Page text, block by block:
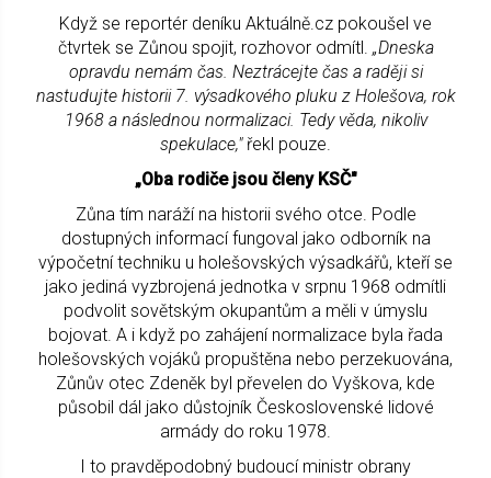
Když se reportér deníku Aktuálně.cz pokoušel ve
čtvrtek se Zůnou spojit, rozhovor odmítl. „Dneska
opravdu nemám čas. Neztrácejte čas a raději si
nastudujte historii 7. výsadkového pluku z Holešova, rok
1968 a následnou normalizaci. Tedy věda, nikoliv
spekulace,"řekl pouze.
„Oba rodiče jsou členy KSČ"
Zůna tím naráží na historii svého otce. Podle
dostupných informací fungoval jako odborník na
výpočetní techniku u holešovských výsadkářů, kteří se
jako jediná vyzbrojená jednotka v srpnu 1968 odmítli
podvolit sovětským okupantům a měli v úmyslu
bojovat. A i když po zahájení normalizace byla řada
holešovských vojáků propuštěna nebo perzekuována,
Zůnův otec Zdeněk byl převelen do Vyškova, kde
působil dál jako důstojník Československé lidové
armády do roku 1978.
I to pravděpodobný budoucí ministr obrany